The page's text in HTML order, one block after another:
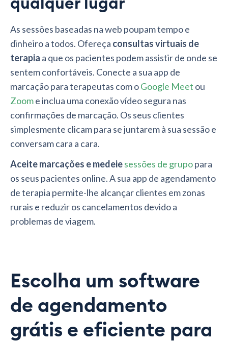
qualquer lugar
As sessões baseadas na web poupam tempo e
dinheiro a todos. Ofereça consultas virtuais de
terapia a que os pacientes podem assistir de onde se
sentem confortáveis. Conecte a sua app de
marcação para terapeutas com oGoogle Meet ou
Zoome inclua uma conexão vídeo segura nas
confirmações de marcação. Os seus clientes
simplesmente clicam para se juntarem à sua sessão e
conversam cara a cara.
Aceite marcações e medeiesessões de grupopara
os seus pacientes online. A sua app de agendamento
de terapia permite-lhe alcançar clientes em zonas
rurais e reduzir os cancelamentos devido a
problemas de viagem.
Escolha um software
de agendamento
grátis e eficiente para